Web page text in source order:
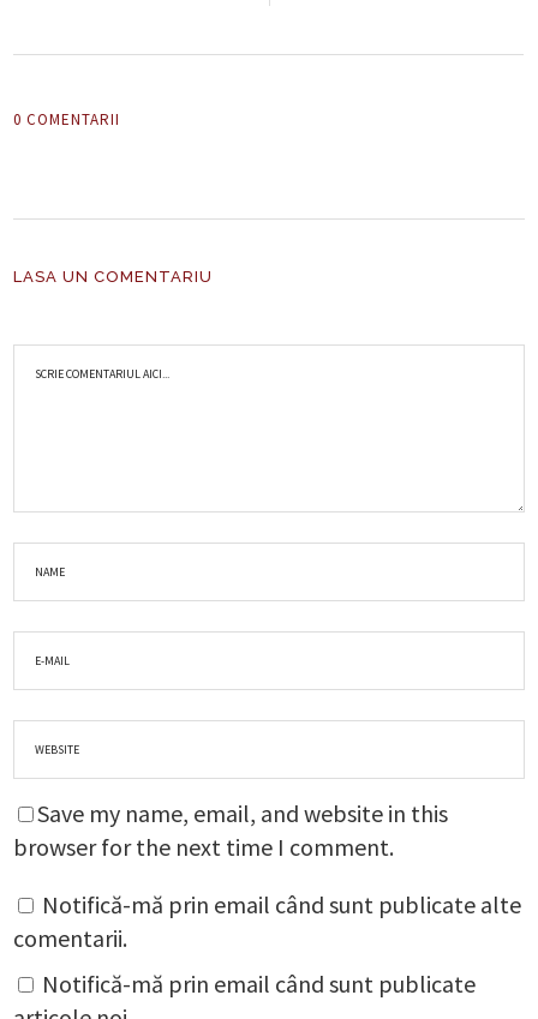
0 COMENTARII
LASA UN COMENTARIU
Save my name, email, and website in this
browser for the next time I comment.
Notifică-mă prin email când sunt publicate alte
comentarii.
Notifică-mă prin email când sunt publicate